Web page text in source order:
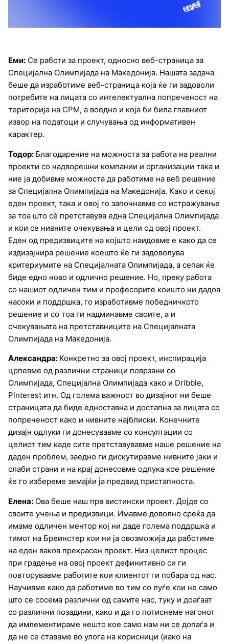
Еми: Се работи за проект, односно веб-страница за
Специјална Олимпијада на Македонија. Нашата задача
беше да изработиме веб-страница која ќе ги задоволи
потребите на лицата со интелектуална попреченост на
територија на СРМ, а воедно и која би била главниот
извор на податоци и случувања од информативен
карактер.
Тодор: Благодарение на можноста за работа на реални
проекти со надворешни компании и организации така и
ние ја добивме можноста да работиме на веб решение
за Специјална Олимпијада на Македонија. Како и секој
еден проект, така и овој го започнавме со истражувањe
за тоа што сè претставува една Специјална Олимпијада
и кои се нивните очекувања и цели од овој проект.
Еден од предизвиците на којшто наидовме е како да се
издизајнира решение коешто ќе ги задоволува
критериумите на Специјалната Олимпијада, а сепак ќе
биде едно ново и одлично решение. Но, преку работа
со нашиот одличен тим и професорите коишто ни дадоа
насоки и поддршка, го изработивме победничкото
решение и со тоа ги надминавме своите, а и
очекувањата на претставниците на Специјалната
Олимпијада на Македонија.
Александра: Конкретно за овој проект, инспирација
црпевме од различни страници поврзани со
Олимпијада, Специјална Олимпијада како и Dribble,
Pinterest итн. Од голема важност во дизајнот ни беше
страницата да биде едноставна и достапна за лицата со
попреченост како и нивните најблиски. Конечните
дизајн одлуки ги донесувавме со консултации со
целиот тим каде сите претставувавме наше решение на
даден проблем, заедно ги дискутиравме нивните јаки и
слаби страни и на крај донесовме одлука кое решение
ќе го избереме земајќи ја предвид пристапноста.
Елена: Ова беше наш прв вистински проект. Дојде со
своите учења и предизвици. Имавме доволно среќа да
имаме одличен ментор кој ни даде голема поддршка и
тимот на Бреинстер кои ни ја овозможија да работиме
на еден ваков прекрасен проект. Низ целиот процес
при градење на овој проект дефинитивно си ги
повторувавме работите кои клиентот ги побара од нас.
Научивме како да работиме во тим со луѓе кои не само
што се сосема различни од самите нас, туку и доаѓаат
со различни позадини, како и да го потиснеме нагонот
да имлементираме нешто кое само нам ни се допаѓа и
да не се ставаме во улога на корисници (иако на